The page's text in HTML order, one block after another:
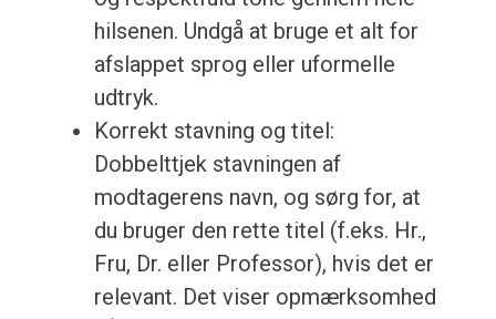
hilsenen. Undgå at bruge et alt for
afslappet sprog eller uformelle
udtryk.
Korrekt stavning og titel:
Dobbelttjek stavningen af
modtagerens navn, og sørg for, at
du bruger den rette titel (f.eks. Hr.,
Fru, Dr. eller Professor), hvis det er
relevant. Det viser opmærksomhed